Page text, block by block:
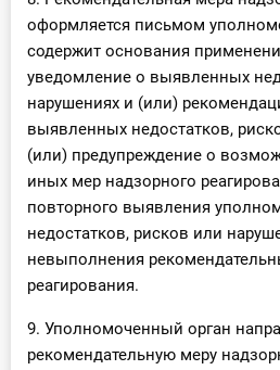
оформляется письмом
содержит основания
уведомление о выявленных
нарушениях и (или)
выявленных недостатков,
(или) предупреждение о
иных мер надзорного
повторного выявления
недостатков, рисков или
невыполнения
реагирования.
9. Уполномоченный орган
рекомендательную меру